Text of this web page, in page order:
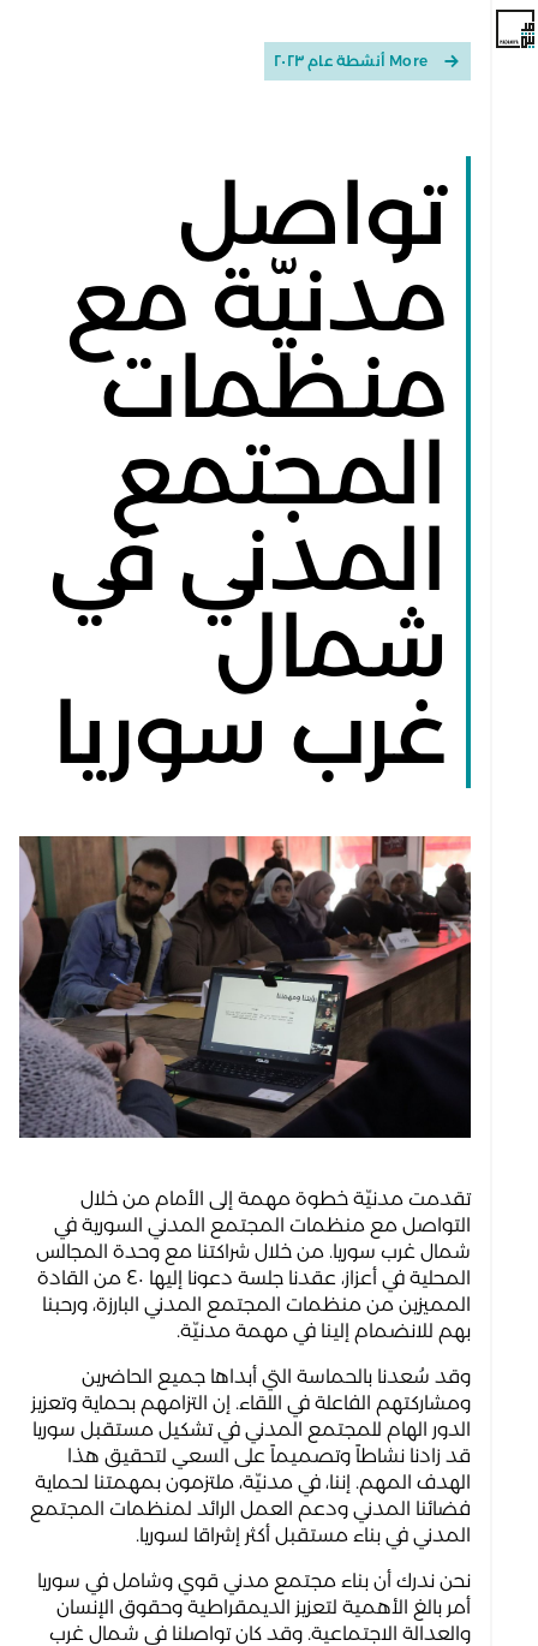
More أنشطة عام ٢٠٢٣
تواصل
مدنيّة مع
منظمات
المجتمع
المدني في
شمال
غرب سوريا
تقدمت مدنيّة خطوة مهمة إلى الأمام من خلال
التواصل مع منظمات المجتمع المدني السورية في
شمال غرب سوريا. من خلال شراكتنا مع وحدة المجالس
المحلية في أعزاز، عقدنا جلسة دعونا إليها ٤٠ من القادة
المميزين من منظمات المجتمع المدني البارزة، ورحبنا
بهم للانضمام إلينا في مهمة مدنيّة.
وقد سُعدنا بالحماسة التي أبداها جميع الحاضرين
ومشاركتهم الفاعلة في اللقاء. إن التزامهم بحماية وتعزيز
الدور الهام للمجتمع المدني في تشكيل مستقبل سوريا
قد زادنا نشاطاً وتصميماً على السعي لتحقيق هذا
الهدف المهم. إننا، في مدنيّة، ملتزمون بمهمتنا لحماية
فضائنا المدني ودعم العمل الرائد لمنظمات المجتمع
المدني في بناء مستقبل أكثر إشراقا لسوريا.
نحن ندرك أن بناء مجتمع مدني قوي وشامل في سوريا
أمر بالغ الأهمية لتعزيز الديمقراطية وحقوق الإنسان
والعدالة الاجتماعية. وقد كان تواصلنا في شمال غرب